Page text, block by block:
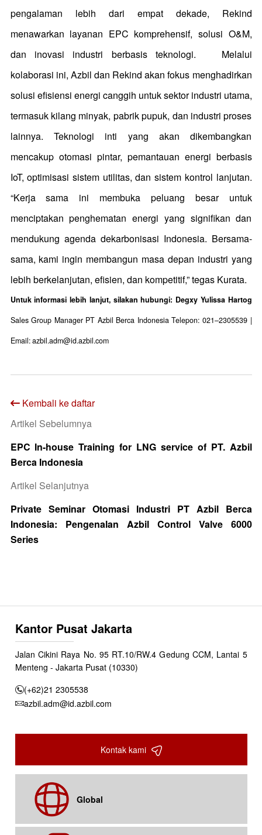
pengalaman lebih dari empat dekade, Rekind
menawarkan layanan EPC komprehensif, solusi O&M,
dan inovasi industri berbasis teknologi.
Melalui
kolaborasi ini, Azbil dan Rekind akan fokus menghadirkan
solusi efisiensi energi canggih untuk sektor industri utama,
termasuk kilang minyak, pabrik pupuk, dan industri proses
lainnya. Teknologi inti yang akan dikembangkan
mencakup otomasi pintar, pemantauan energi berbasis
IoT, optimisasi sistem utilitas, dan sistem kontrol lanjutan.
“Kerja sama ini membuka peluang besar untuk
menciptakan penghematan energi yang signifikan dan
mendukung agenda dekarbonisasi Indonesia. Bersama-
sama, kami ingin membangun masa depan industri yang
lebih berkelanjutan, efisien, dan kompetitif,” tegas Kurata.
Untuk informasi lebih lanjut, silakan hubungi: Degxy Yulissa Hartog
Sales Group ManagerPT Azbil Berca IndonesiaTelepon: 021–2305539 |
Email: azbil.adm@id.azbil.com
Artikel Sebelumnya
EPC In-house Training for LNG service of PT. Azbil
Berca Indonesia
Kembali ke daftar
Artikel Selanjutnya
Private Seminar Otomasi Industri PT Azbil Berca
Indonesia: Pengenalan Azbil Control Valve 6000
Series
Kantor Pusat Jakarta
Jalan Cikini Raya No. 95 RT.10/RW.4 Gedung CCM, Lantai 5
Menteng - Jakarta Pusat (10330)
(+62)21 2305538
azbil.adm@id.azbil.com
Kontak kami
Global